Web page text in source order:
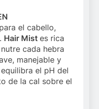
el cabello,
Hair Mist es rica
cada hebra
manejable y
el pH del
de la cal sobre el